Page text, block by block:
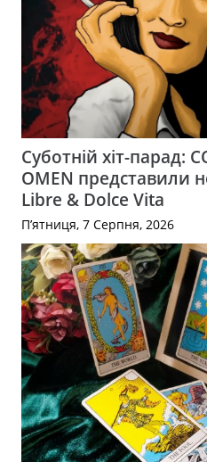
Суботній хіт-парад:
OMEN представили
Libre & Dolce Vita
П’ятниця, 7 Серпня, 2026